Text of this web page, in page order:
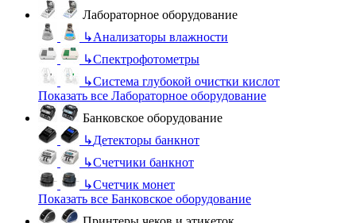
Лабораторное оборудование
↳Анализаторы влажности
↳Спектрофотометры
↳Система глубокой очистки кислот
Показать все Лабораторное оборудование
Банковское оборудование
↳Детекторы банкнот
↳Счетчики банкнот
↳Счетчик монет
Показать все Банковское оборудование